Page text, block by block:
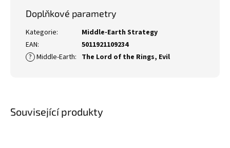
Související produkty
Doplňkové parametry
Kategorie:
Middle-Earth Strategy
EAN:
5011921109234
? Middle-Earth: The Lord of the Rings, Evil